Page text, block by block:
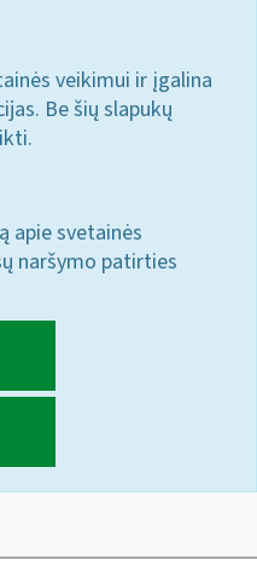
veikimui ir įgalina
Be šių slapukų
apie svetainės
naršymo patirties